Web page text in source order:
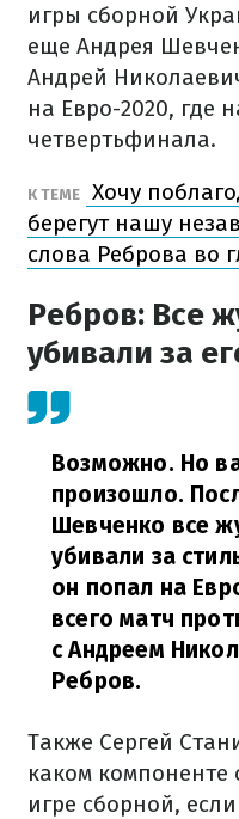
игры сборной
еще Андрея
Андрей
на Евро-2020, где
четвертьфинала.
К ТЕМЕ
Хочу
берегут нашу
слова Реброва во
Ребров: Все
убивали за
Возможно. Но
произошло.
Шевченко все
убивали за
он попал на
всего матч
с Андреем
Ребров.
Также Сергей
каком компоненте
игре сборной,